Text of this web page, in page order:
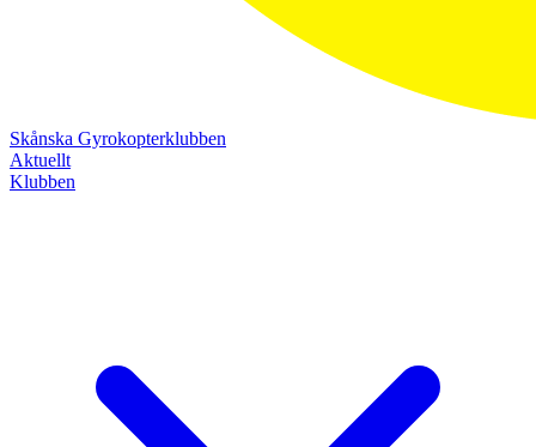
Skånska Gyrokopterklubben
Aktuellt
Klubben